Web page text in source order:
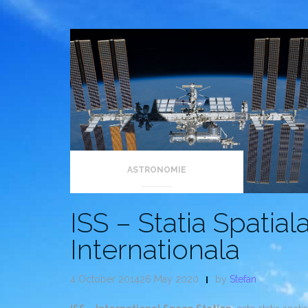
ASTRONOMIE
ISS – Statia
Internationala
4 October 201426 May 2020 by Stefan